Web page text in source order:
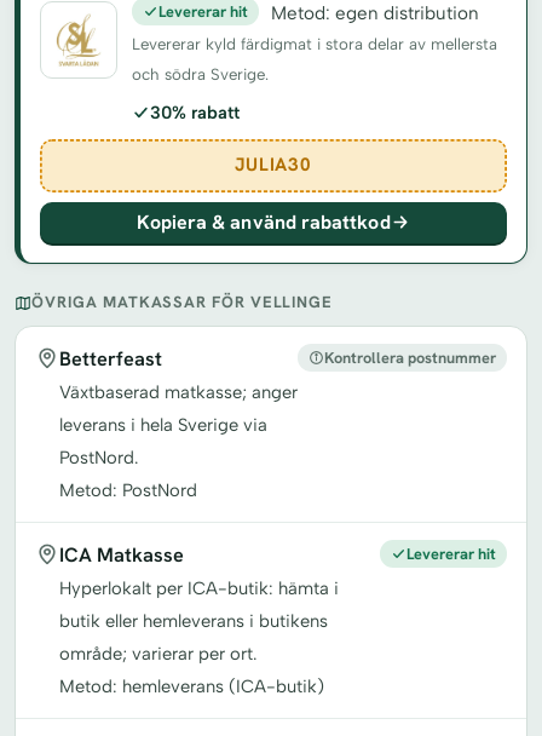
Levererar hit Metod: egen distribution
Levererar kyld färdigmat i stora delar av mellersta
och södra Sverige.
30% rabatt
JULIA30
Kopiera & använd rabattkod
ÖVRIGA MATKASSAR FÖR VELLINGE
Betterfeast
Växtbaserad matkasse; anger
leverans i hela Sverige via
PostNord.
Metod: PostNord
Kontrollera postnummer
ICA Matkasse
Hyperlokalt per ICA-butik: hämta i
butik eller hemleverans i butikens
område; varierar per ort.
Metod: hemleverans (ICA-butik)
Levererar hit